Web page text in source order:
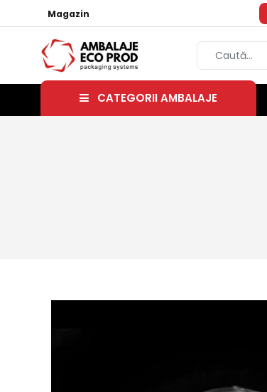
Magazin
CATEGORII AMBALAJE